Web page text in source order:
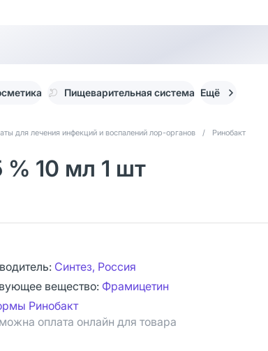
Пищеварительная система Ещё
для лечения инфекций и воспалений лор-органов / Ринобакт
% 10 мл 1 шт
Синтез, Россия
вещество: Фрамицетин
Ринобакт
оплата онлайн для товара